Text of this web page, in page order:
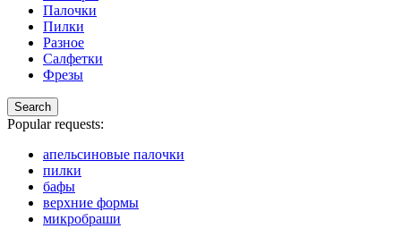
Палочки
Пилки
Разное
Салфетки
Фрезы
Search
Popular requests:
апельсиновые палочки
пилки
бафы
верхние формы
микробраши